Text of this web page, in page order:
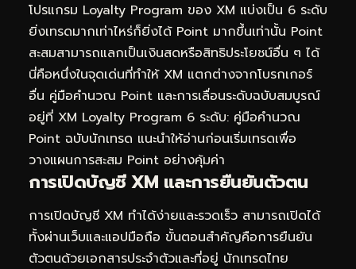
โปรแกรม Loyalty Program ของ XM แบ่งเป็น 6 ระดับ
ยิ่งเทรดมากเท่าไหร่ก็ยิ่งได้ Point มากขึ้นเท่านั้น Point
สะสมสามารถแลกเป็นเงินสดหรือสิทธิประโยชน์อื่น ๆ ได้
นี่คือหนึ่งในจุดเด่นที่ทำให้ XM แตกต่างจากโบรกเกอร์
อื่น คู่มือคำนวณ Point และการเลื่อนระดับฉบับสมบูรณ์
อยู่ที่ XM Loyalty Program 6 ระดับ: คู่มือคำนวณ
Point ฉบับนักเทรด แนะนำให้อ่านก่อนเริ่มเทรดเพื่อ
วางแผนการสะสม Point อย่างคุ้มค่า
การเปิดบัญชี XM และการยืนยันตัวตน
การเปิดบัญชี XM ทำได้ง่ายและรวดเร็ว สามารถเปิดได้
ทั้งผ่านเว็บและแอปมือถือ ขั้นตอนสำคัญคือการยืนยัน
ตัวตนด้วยเอกสารประจำตัวและที่อยู่ นักเทรดไทย